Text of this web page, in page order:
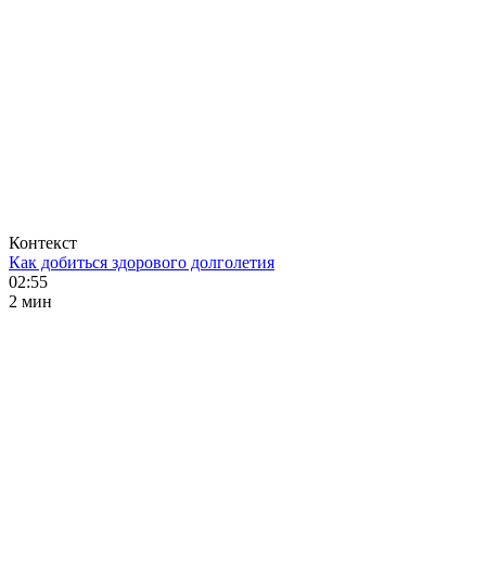
Контекст
Как добиться здорового долголетия
02:55
2 мин